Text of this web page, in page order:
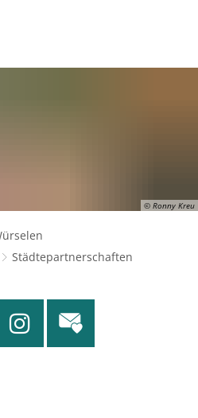
© Ronny Kreu
Städtepartnerschaften